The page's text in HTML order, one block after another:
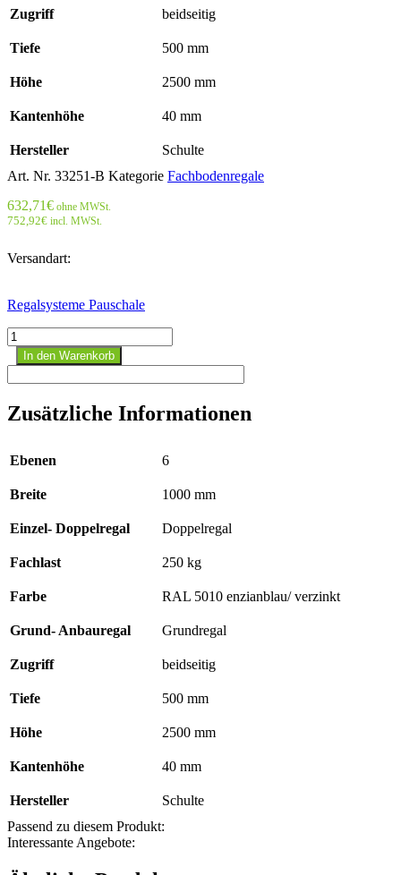
Zugriff beidseitig
Tiefe 500 mm
Höhe 2500 mm
Kantenhöhe 40 mm
Hersteller
Schulte
Art. Nr. 33251-B Kategorie Fachbodenregale
632,71€ ohne MWSt.
752,92€ incl. MWSt.
Versandart:
Regalsysteme Pauschale
Stecks.Doppelgrundr.
Typ
250
kg
2500x1000x2x500
Böden
5010
verzinkt;
Menge
In den Warenkorb
Zusätzliche Informationen
Ebenen 6
Breite 1000 mm
Einzel- Doppelregal Doppelregal
Fachlast 250 kg
Farbe RAL 5010 enzianblau/ verzinkt
Grund- Anbauregal Grundregal
Zugriff beidseitig
Tiefe 500 mm
Höhe 2500 mm
Kantenhöhe 40 mm
Hersteller
Schulte
Passend zu diesem Produkt:
Interessante Angebote: